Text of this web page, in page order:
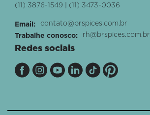
(11) 3876-1549 | (11) 3473-0036
Email:
contato@brspices.com.br
Trabalhe conosco:
rh@brspices.com.br
Redes sociais